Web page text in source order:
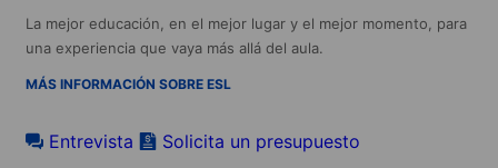
La mejor educación, en el mejor lugar y el mejor momento, para
una experiencia que vaya más allá del aula.
MÁS INFORMACIÓN SOBRE ESL
Entrevista Solicita un presupuesto